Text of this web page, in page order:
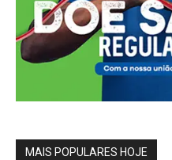
MAIS POPULARES HOJE